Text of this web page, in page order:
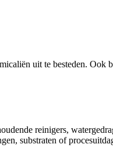
uit te besteden. Ook
reinigers,
substraten of